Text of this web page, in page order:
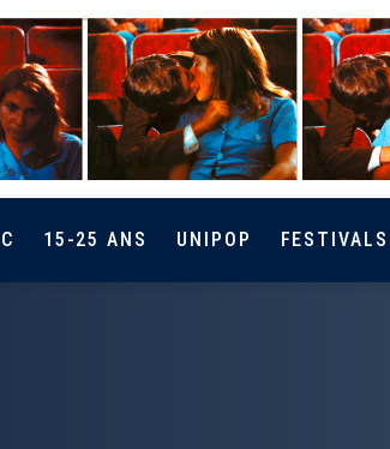
15-25 ANS UNIPOP FESTIVALS